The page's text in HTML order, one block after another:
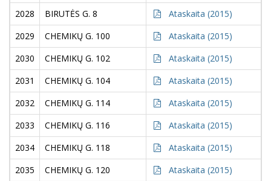
2028
BIRUTĖS G. 8
Ataskaita (2015)
2029
CHEMIKŲ G. 100
Ataskaita (2015)
2030
CHEMIKŲ G. 102
Ataskaita (2015)
2031
CHEMIKŲ G. 104
Ataskaita (2015)
2032
CHEMIKŲ G. 114
Ataskaita (2015)
2033
CHEMIKŲ G. 116
Ataskaita (2015)
2034
CHEMIKŲ G. 118
Ataskaita (2015)
2035
CHEMIKŲ G. 120
Ataskaita (2015)